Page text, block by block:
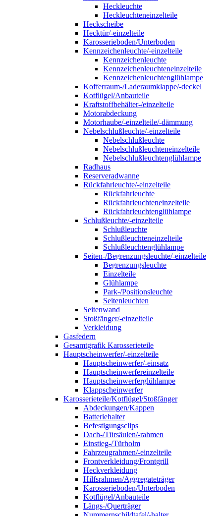
Heckleuchte
Heckleuchteneinzelteile
Heckscheibe
Hecktür/-einzelteile
Karosserieboden/Unterboden
Kennzeichenleuchte/-einzelteile
Kennzeichenleuchte
Kennzeichenleuchteneinzelteile
Kennzeichenleuchtenglühlampe
Kofferraum-/Laderaumklappe/-deckel
Kotflügel/Anbauteile
Kraftstoffbehälter-/einzelteile
Motorabdeckung
Motorhaube/-einzelteile/-dämmung
Nebelschlußleuchte/-einzelteile
Nebelschlußleuchte
Nebelschlußleuchteneinzelteile
Nebelschlußleuchtenglühlampe
Radhaus
Reserveradwanne
Rückfahrleuchte/-einzelteile
Rückfahrleuchte
Rückfahrleuchteneinzelteile
Rückfahrleuchtenglühlampe
Schlußleuchte/-einzelteile
Schlußleuchte
Schlußleuchteneinzelteile
Schlußleuchtenglühlampe
Seiten-/Begrenzungsleuchte/-einzelteile
Begrenzungsleuchte
Einzelteile
Glühlampe
Park-/Positionsleuchte
Seitenleuchten
Seitenwand
Stoßfänger/-einzelteile
Verkleidung
Gasfedern
Gesamtgrafik Karosserieteile
Hauptscheinwerfer/-einzelteile
Hauptscheinwerfer/-einsatz
Hauptscheinwerfereinzelteile
Hauptscheinwerferglühlampe
Klappscheinwerfer
Karosserieteile/Kotflügel/Stoßfänger
Abdeckungen/Kappen
Batteriehalter
Befestigungsclips
Dach-/Türsäulen/-rahmen
Einstieg-/Türholm
Fahrzeugrahmen/-einzelteile
Frontverkleidung/Frontgrill
Heckverkleidung
Hilfsrahmen/Aggregateträger
Karosserieboden/Unterboden
Kotflügel/Anbauteile
Längs-/Querträger